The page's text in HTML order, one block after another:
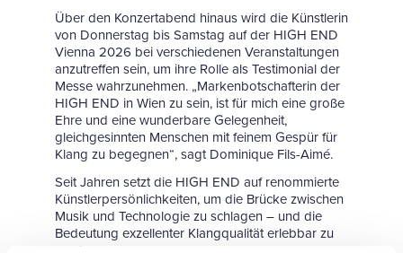
Über den Konzertabend hinaus wird die Künstlerin
von Donnerstag bis Samstag auf der HIGH END
Vienna 2026 bei verschiedenen Veranstaltungen
anzutreffen sein, um ihre Rolle als Testimonial der
Messe wahrzunehmen. „Markenbotschafterin der
HIGH END in Wien zu sein, ist für mich eine große
Ehre und eine wunderbare Gelegenheit,
gleichgesinnten Menschen mit feinem Gespür für
Klang zu begegnen“, sagt Dominique Fils-Aimé.
Seit Jahren setzt die HIGH END auf renommierte
Künstlerpersönlichkeiten, um die Brücke zwischen
Musik und Technologie zu schlagen – und die
Bedeutung exzellenter Klangqualität erlebbar zu